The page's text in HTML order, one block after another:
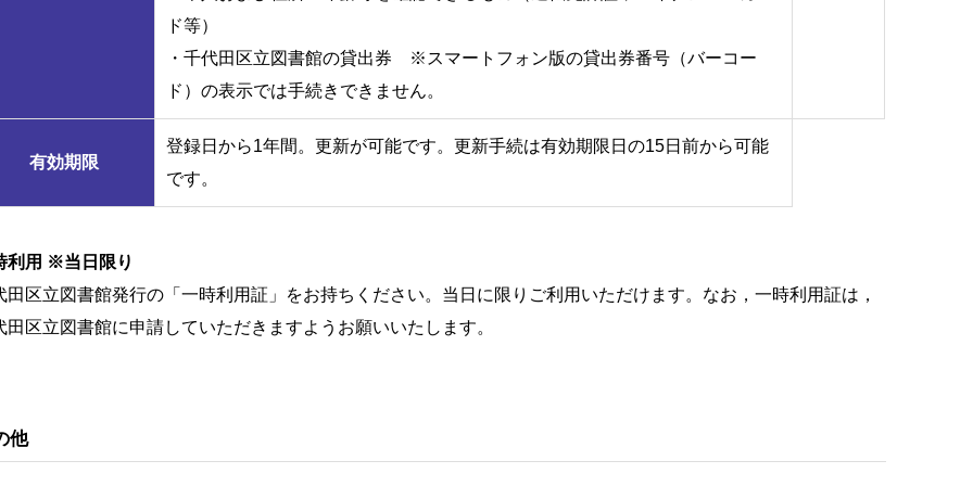
ド等）
・千代田区立図書館の貸出券 ※スマートフォン版の貸出券番号（バーコー
ド）の表示では手続きできません。
有効期限
登録日から1年間。更新が可能です。更新手続は有効期限日の15日前から可能
です。
利用 ※当日限り
田区立図書館発行の「一時利用証」をお持ちください。当日に限りご利用いただけます。なお，一時利用証は，
田区立図書館に申請していただきますようお願いいたします。
他